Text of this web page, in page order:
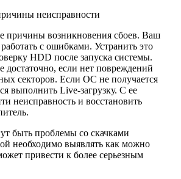
неисправности
причины возникновения сбоев. Ваш
с ошибками. Устранить это
HDD после запуска системы.
достаточно, если нет повреждений
секторов. Если ОС не получается
выполнить Live-загрузку. С ее
неисправность и восстановить
быть проблемы со скачками
необходимо выявлять как можно
привести к более серьезным